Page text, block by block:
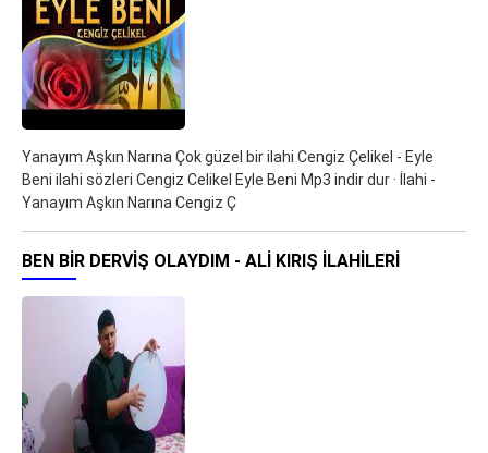
Yanayım Aşkın Narına Çok güzel bir ilahi Cengiz Çelikel - Eyle
Beni ilahi sözleri Cengiz Celikel Eyle Beni Mp3 indir dur · İlahi -
Yanayım Aşkın Narına Cengiz Ç
BEN BIR DERVIŞ OLAYDIM - ALI KIRIŞ ILAHILERI